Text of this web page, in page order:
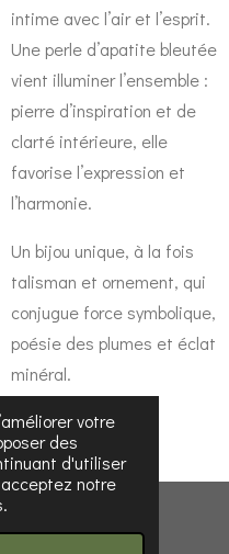
votre
des
d'utiliser
notre
intime avec l’air et l’esprit.
Une perle d’apatite bleutée
vient illuminer l’ensemble :
pierre d’inspiration et de
clarté intérieure, elle
favorise l’expression et
l’harmonie.
Un bijou unique, à la fois
talisman et ornement, qui
conjugue force symbolique,
poésie des plumes et éclat
minéral.